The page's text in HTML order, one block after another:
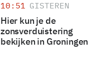
10:51 GISTEREN
Hier kun je de
zonsverduistering
bekijken in Groningen